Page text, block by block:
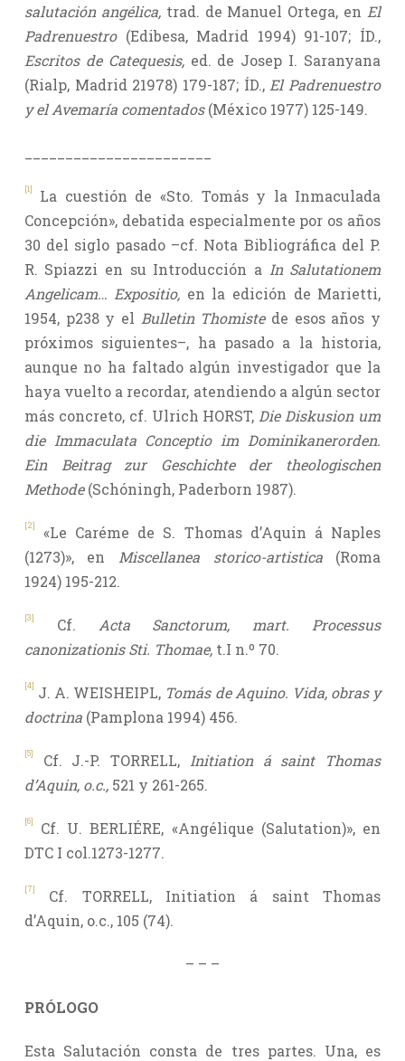
salutación angélica, trad. de Manuel Ortega, en El
Padrenuestro (Edibesa, Madrid 1994) 91-107; ÍD.,
Escritos de Catequesis, ed. de Josep I. Saranyana
(Rialp, Madrid 21978) 179-187; ÍD., El Padrenuestro
y el Avemaría comentados(México 1977) 125-149.
[1]
La cuestión de «Sto. Tomás y la Inmaculada
Concepción», debatida especialmente por os años
30 del siglo pasado –cf. Nota Bibliográfica del P.
R. Spiazzi en su Introducción a In Salutationem
Angelicam… Expositio, en la edición de Marietti,
1954, p238 y el Bulletin Thomiste de esos años y
próximos siguientes–, ha pasado a la historia,
aunque no ha faltado algún investigador que la
haya vuelto a recordar, atendiendo a algún sector
más concreto, cf. Ulrich HORST, Die Diskusion um
die Immaculata Conceptio im Dominikanerorden.
Ein Beitrag zur Geschichte der theologischen
Methode(Schóningh, Paderborn 1987).
[2]
«Le Caréme de S. Thomas d’Aquin á Naples
(1273)», en Miscellanea storico-artistica (Roma
1924) 195-212.
[3] Cf. Acta Sanctorum, mart. Processus
canonizationis Sti. Thomae, t.I n.º 70.
[4] J. A. WEISHEIPL, Tomás de Aquino. Vida, obras y
doctrina (Pamplona 1994) 456.
[5] Cf. J.-P. TORRELL,
Initiation á saint Thomas
d’Aquin, o.c., 521 y 261-265.
[6]
Cf. U. BERLIÉRE, «Angélique (Salutation)», en
DTC I col.1273-1277.
[7]
Cf. TORRELL, Initiation á saint Thomas
d’Aquin, o.c., 105 (74).
– – –
PRÓLOGO
Esta Salutación consta de tres partes. Una, es